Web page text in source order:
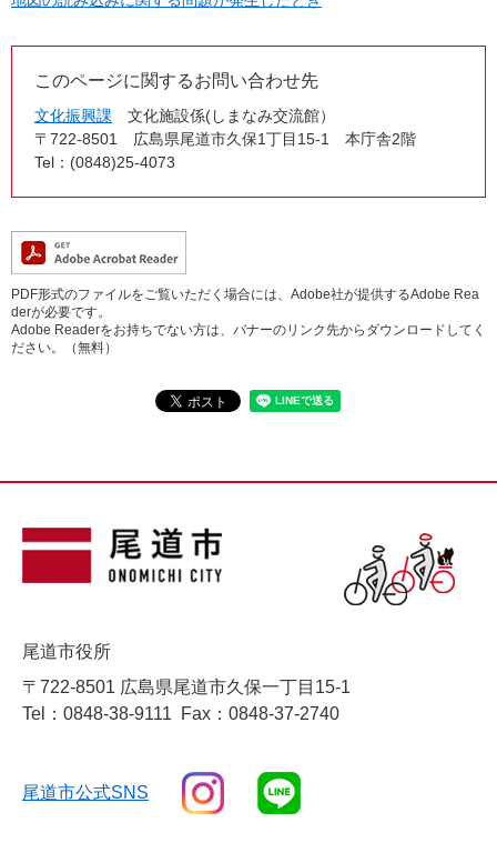
このページに関するお問い合わせ先
文化振興課
文化施設係(しまなみ交流館）
〒722-8501
広島県尾道市久保1丁目15-1 本庁舎2階
Tel：(0848)25-4073
PDF形式のファイルをご覧いただく場合には、Adobe社が提供するAdobe Rea
derが必要です。
Adobe Readerをお持ちでない方は、バナーのリンク先からダウンロードしてく
ださい。（無料）
尾道市役所
〒722-8501 広島県尾道市久保一丁目15-1
Tel：0848-38-9111
Fax：0848-37-2740
尾道市公式SNS